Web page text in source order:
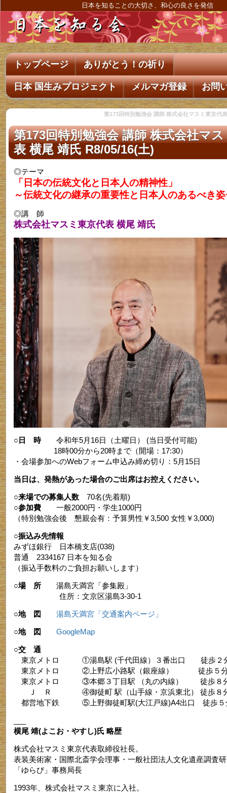
日本を知ることの大切さ、和心の良さを発信
トップページ ありがとう！の祈り
日本 国生みプロジェクト メルマガ登録 お問
第173回特別勉強会 講師 株式会社マスミ東京代
第173回特別勉強会 講師 株式会社マ
表 横尾 靖氏 R8/05/16(土)
◎テーマ
「日本の伝統文化と日本人の精神性」
～伝統文化の継承の重要性と日本人のあるべき
◎講 師
株式会社マスミ東京代表 横尾 靖氏
○日 時令和年5月16日（土曜日） (当日受付可能)
18時00分から20時まで（開場：17:30）
・会場参加へのWebフォーム申込み締め切り：5月15日
当日は、発熱があった場合のご出席はお控えください。
○来場での募集人数70名(先着順)
○参加費一般2000円・学生1000円
（特別勉強会後 懇親会有：予算男性￥3,500 女性￥3,000)
○振込み先情報
みずほ銀行 日本橋支店(038)
普通 2334167 日本を知る会
（振込手数料のご負担お願いします）
○場 所湯島天満宮「参集殿」
住所：文京区湯島3-30-1
○地 図 湯島天満宮「交通案内ページ」
○地 図 GoogleMap
○交 通
東京メトロ ①湯島駅 (千代田線）３番出口 徒歩２
東京メトロ ②上野広小路駅（銀座線） 徒歩５
東京メトロ ③本郷３丁目駅 （丸の内線） 徒歩８
Ｊ Ｒ ④御徒町 駅（山手線・京浜東北） 徒歩８
都営地下鉄 ⑤上野御徒町駅(大江戸線)A4出口 徒歩５
横尾 靖(よこお・やすし)氏 略歴
株式会社マスミ東京代表取締役社長。
表装美術家・国際北斎学会理事・一般社団法人文化遺産調査
「ゆらび」事務局長
1993年、株式会社マスミ東京に入社。